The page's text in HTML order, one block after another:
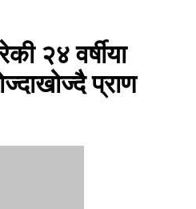
२४ वर्षीया
प्राण